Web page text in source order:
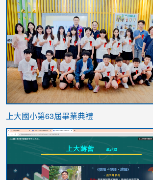
link
https://sites.google.com/stes.tyc.edu.tw/
上大國小第63屆畢業典禮
link